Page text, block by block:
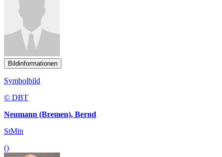
Bildinformationen
Symbolbild
© DBT
Neumann (Bremen), Bernd
StMin
()